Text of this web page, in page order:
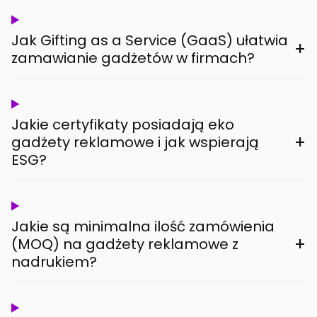
Jak Gifting as a Service (GaaS) ułatwia
zamawianie gadżetów w firmach?
+
Jakie certyfikaty posiadają eko
gadżety reklamowe i jak wspierają
ESG?
+
Jakie są minimalna ilość zamówienia
(MOQ) na gadżety reklamowe z
nadrukiem?
+